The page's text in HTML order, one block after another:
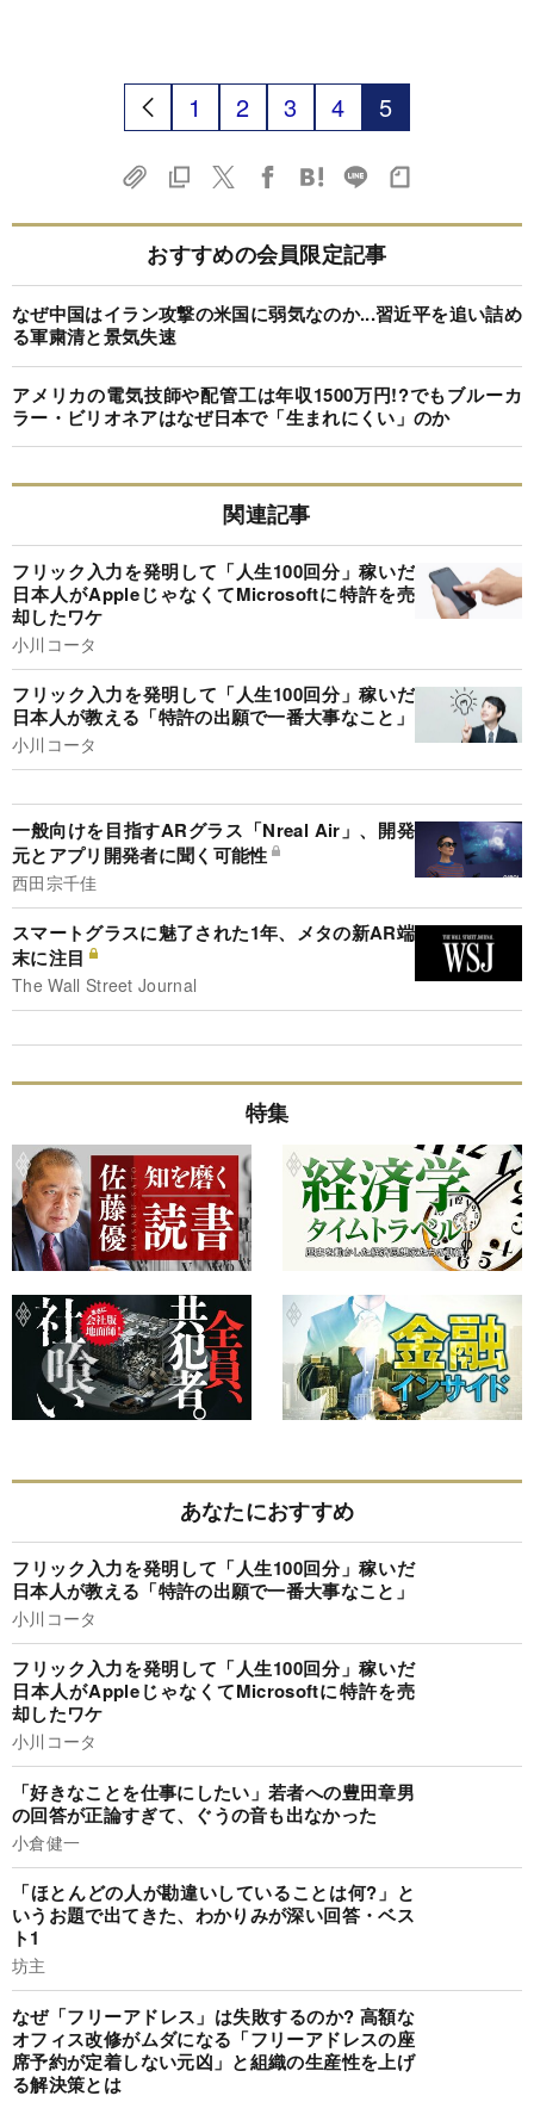
1 2 3 4 5
おすすめの会員限定記事
なぜ中国はイラン攻撃の米国に弱気なのか...習近平を追い詰め
る軍粛清と景気失速
アメリカの電気技師や配管工は年収1500万円!?でもブルーカ
ラー・ビリオネアはなぜ日本で「生まれにくい」のか
関連記事
フリック入力を発明して「人生100回分」稼いだ
日本人がAppleじゃなくてMicrosoftに特許を売
却したワケ
小川コータ
フリック入力を発明して「人生100回分」稼いだ
日本人が教える「特許の出願で一番大事なこと」
小川コータ
一般向けを目指すARグラス「Nreal Air」、開発
元とアプリ開発者に聞く可能性
西田宗千佳
スマートグラスに魅了された1年、メタの新AR端
末に注目
The Wall Street Journal
特集
あなたにおすすめ
フリック入力を発明して「人生100回分」稼いだ
日本人が教える「特許の出願で一番大事なこと」
小川コータ
フリック入力を発明して「人生100回分」稼いだ
日本人がAppleじゃなくてMicrosoftに特許を売
却したワケ
小川コータ
「好きなことを仕事にしたい」若者への豊田章男
の回答が正論すぎて、ぐうの音も出なかった
小倉健一
「ほとんどの人が勘違いしていることは何?」と
いうお題で出てきた、わかりみが深い回答・ベス
ト1
坊主
なぜ「フリーアドレス」は失敗するのか? 高額な
オフィス改修がムダになる「フリーアドレスの座
席予約が定着しない元凶」と組織の生産性を上げ
る解決策とは